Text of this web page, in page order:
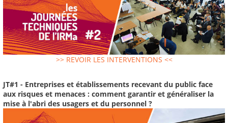
>> REVOIR LES INTERVENTIONS <<
JT#1 - Entreprises et établissements recevant du public face
aux risques et menaces : comment garantir et généraliser la
mise à l'abri des usagers et du personnel ?